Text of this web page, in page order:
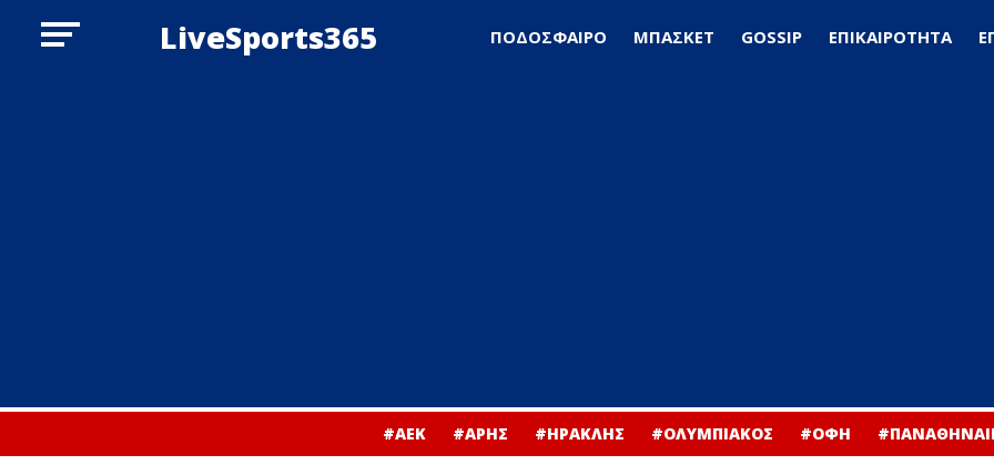
LiveSports365 ΠΟΔΟΣΦΑΙΡΟ ΜΠΑΣΚΕΤ GOSSIP ΕΠΙΚΑΙΡΟΤΗΤΑ
#ΑΕΚ #ΑΡΗΣ #ΗΡΑΚΛΗΣ #ΟΛΥΜΠΙΑΚΟΣ #ΟΦΗ